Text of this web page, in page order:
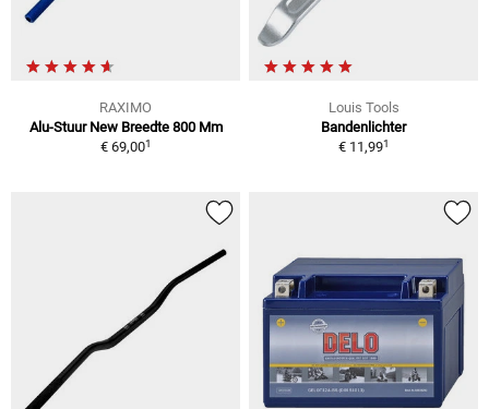
RAXIMO
Alu-Stuur New Breedte 800 Mm
€ 69,001
Louis Tools
Bandenlichter
€ 11,991